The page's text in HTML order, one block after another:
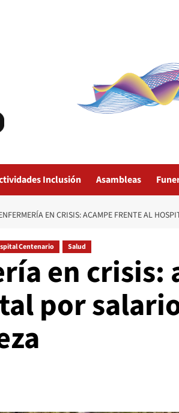
Inclusión Asambleas
EN CRISIS: ACAMPE FRENTE AL
Centenario Salud
en crisis:
por